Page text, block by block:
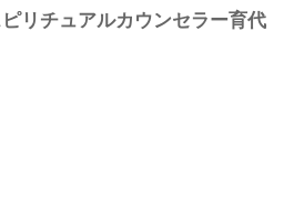
リチュアルカウンセラー育代